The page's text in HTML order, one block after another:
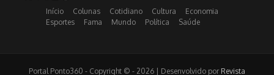
Início Colunas Cotidiano Cultura
Economia
Esportes
Fama Mundo Política Saúde
Portal Ponto360 - Copyright © - 2026 | Desenvolvido por Revista